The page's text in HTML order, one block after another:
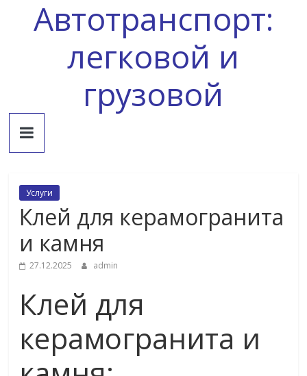
Автотранспорт:
легковой и
грузовой
Услуги
Клей для керамогранита
и камня
27.12.2025 admin
Клей для
керамогранита и